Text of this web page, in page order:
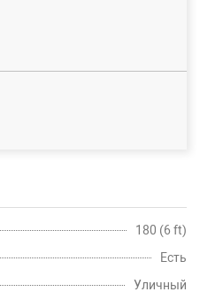
180 (6 ft)
Есть
Уличный